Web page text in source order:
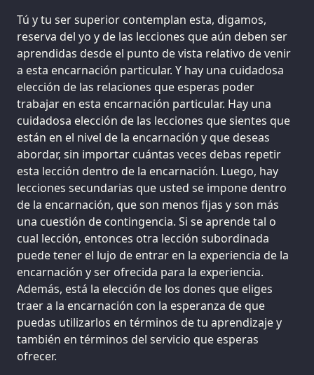
Tú y tu ser superior contemplan esta, digamos,
reserva del yo y de las lecciones que aún deben ser
aprendidas desde el punto de vista relativo de venir
a esta encarnación particular. Y hay una cuidadosa
elección de las relaciones que esperas poder
trabajar en esta encarnación particular. Hay una
cuidadosa elección de las lecciones que sientes que
están en el nivel de la encarnación y que deseas
abordar, sin importar cuántas veces debas repetir
esta lección dentro de la encarnación. Luego, hay
lecciones secundarias que usted se impone dentro
de la encarnación, que son menos fijas y son más
una cuestión de contingencia. Si se aprende tal o
cual lección, entonces otra lección subordinada
puede tener el lujo de entrar en la experiencia de la
encarnación y ser ofrecida para la experiencia.
Además, está la elección de los dones que eliges
traer a la encarnación con la esperanza de que
puedas utilizarlos en términos de tu aprendizaje y
también en términos del servicio que esperas
ofrecer.